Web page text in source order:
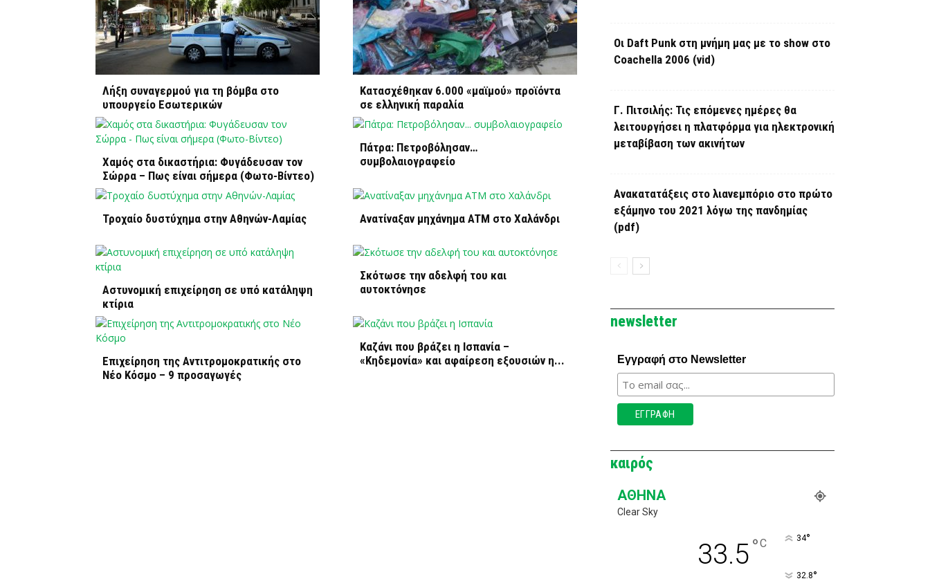
Λήξη συναγερμού για τη βόμβα στο
υπουργείο Εσωτερικών
Kατασχέθηκαν 6.000 «μαϊμού» προϊόντα
σε ελληνική παραλία
Χαμός στα δικαστήρια: Φυγάδευσαν τον
Σώρρα – Πως είναι σήμερα (Φωτο-Βίντεο)
Πάτρα: Πετροβόλησαν…
συμβολαιογραφείο
Τροχαίο δυστύχημα στην Αθηνών-Λαμίας Ανατίναξαν μηχάνημα ATM στο Χαλάνδρι
Αστυνομική επιχείρηση σε υπό κατάληψη
κτίρια
Σκότωσε την αδελφή του και
αυτοκτόνησε
Επιχείρηση της Αντιτρομοκρατικής στο
Νέο Κόσμο – 9 προσαγωγές
Καζάνι που βράζει η Ισπανία –
«Κηδεμονία» και αφαίρεση εξουσιών η...
Οι Daft Punk στη μνήμη μας με το show στο
Coachella 2006 (vid)
Γ. Πιτσιλής: Τις επόμενες ημέρες θα
λειτουργήσει η πλατφόρμα για ηλεκτρονική
μεταβίβαση των ακινήτων
Ανακατατάξεις στο λιανεμπόριο στο πρώτο
εξάμηνο του 2021 λόγω της πανδημίας
(pdf)
newsletter
Εγγραφή στο Newsletter
καιρός
ΑΘΉΝΑ
Clear Sky
33.5°C 34°
32.8°